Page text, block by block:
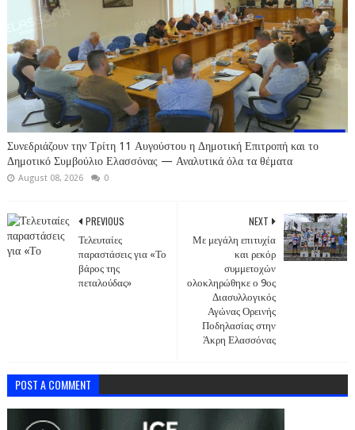
Συνεδριάζουν την Τρίτη 11 Αυγούστου η Δημοτική Επιτροπή και το
Δημοτικό Συμβούλιο Ελασσόνας — Αναλυτικά όλα τα θέματα
August 08, 2026 0
NEXT
Με μεγάλη επιτυχία
και ρεκόρ
συμμετοχών
ολοκληρώθηκε ο 9ος
Διασυλλογικός
Αγώνας Ορεινής
Ποδηλασίας στην
Άκρη Ελασσόνας
PREVIOUS
Τελευταίες
παραστάσεις για «Το
βάρος της
πεταλούδας»
POST A COMMENT